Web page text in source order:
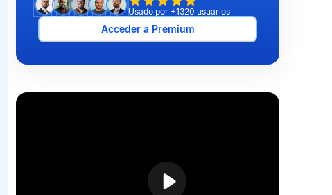
Usado por +1320 usuarios
Acceder a Premium